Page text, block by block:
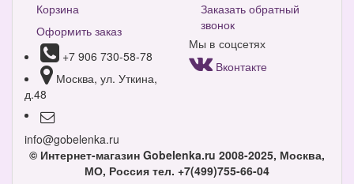
Корзина
Оформить заказ
+7 906 730-58-78
Москва, ул. Уткина,
д.48
info@gobelenka.ru
Заказать обратный
звонок
Мы в соцсетях
Вконтакте
© Интернет-магазин Gobelenka.ru 2008-2025, Москва,
МО, Россия тел. +7(499)755-66-04